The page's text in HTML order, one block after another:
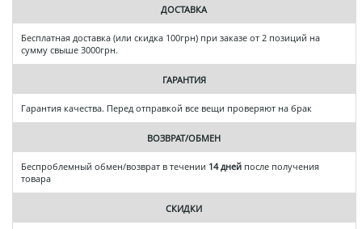
ДОСТАВКА
Бесплатная доставка (или скидка 100грн) при заказе от 2 позиций на
сумму свыше 3000грн.
ГАРАНТИЯ
Гарантия качества. Перед отправкой все вещи проверяют на брак
ВОЗВРАТ/ОБМЕН
Беспроблемный обмен/возврат в течении 14 дней после получения
товара
СКИДКИ